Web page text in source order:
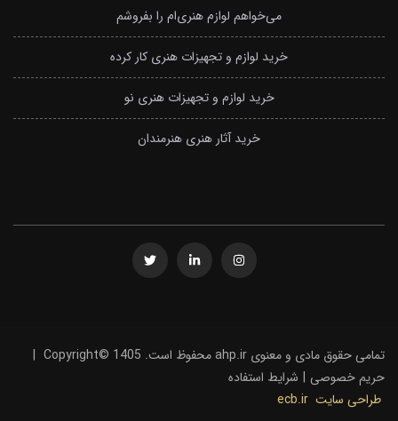
می‌خواهم لوازم هنری‌ام را بفروشم
خرید لوازم و تجهیزات هنری کار کرده
خرید لوازم و تجهیزات هنری نو
خرید آثار هنری هنرمندان
تمامی حقوق مادی و معنوی ahp.ir محفوظ است. Copyright© 1405
|
حریم خصوصی | شرایط استفاده
طراحی سایت ecb.ir